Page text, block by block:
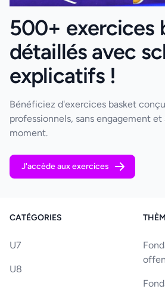
500+ exercices
détaillés avec
explicatifs !
Bénéficiez d'exercices basket
professionnels, sans engagement
moment.
J'accède aux exercices
CATÉGORIES
U7
U8